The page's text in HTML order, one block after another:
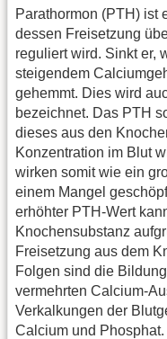
Parathormon (PTH) ist
dessen Freisetzung
reguliert wird. Sinkt er,
steigendem
gehemmt. Dies wird
bezeichnet. Das PTH
dieses aus den
Konzentration im Blut
wirken somit wie ein
einem Mangel
erhöhter PTH-Wert
Knochensubstanz
Freisetzung aus dem
Folgen sind die
vermehrten Calcium-
Verkalkungen der
Calcium und